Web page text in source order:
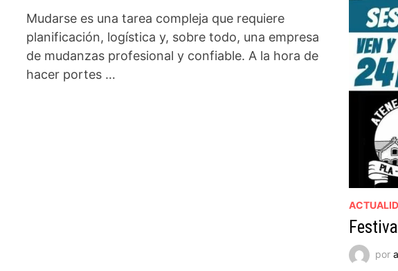
Mudarse es una tarea compleja que requiere
planificación, logística y, sobre todo, una empresa
de mudanzas profesional y confiable. A la hora de
hacer portes …
por